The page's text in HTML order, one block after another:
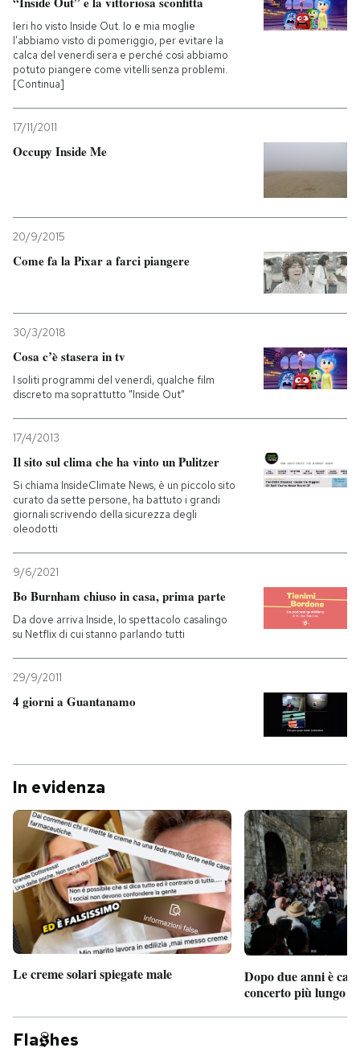
Ieri ho visto Inside Out. Io e mia moglie
l’abbiamo visto di pomeriggio, per evitare la
calca del venerdì sera e perché così abbiamo
potuto piangere come vitelli senza problemi.
[Continua]
17/11/2011
Occupy Inside Me
20/9/2015
Come fa la Pixar a farci piangere
30/3/2018
Cosa c’è stasera in tv
I soliti programmi del venerdì, qualche film
discreto ma soprattutto "Inside Out"
17/4/2013
Il sito sul clima che ha vinto un Pulitzer
Si chiama InsideClimate News, è un piccolo sito
curato da sette persone, ha battuto i grandi
giornali scrivendo della sicurezza degli
oleodotti
9/6/2021
Bo Burnham chiuso in casa, prima parte
Da dove arriva Inside, lo spettacolo casalingo
su Netflix di cui stanno parlando tutti
29/9/2011
4 giorni a Guantanamo
In evidenza
Le creme solari spiegate male
Dopo due anni è
concerto più lungo
Fla hes